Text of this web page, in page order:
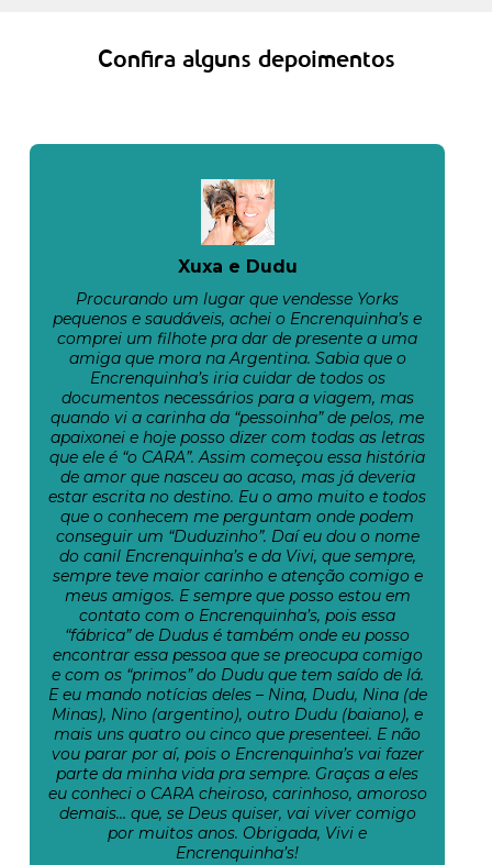
Confira alguns depoimentos
Xuxa e Dudu
Procurando um lugar que vendesse Yorks
pequenos e saudáveis, achei o Encrenquinha’s e
comprei um filhote pra dar de presente a uma
amiga que mora na Argentina. Sabia que o
Encrenquinha’s iria cuidar de todos os
documentos necessários para a viagem, mas
quando vi a carinha da “pessoinha” de pelos, me
apaixonei e hoje posso dizer com todas as letras
que ele é “o CARA”. Assim começou essa história
de amor que nasceu ao acaso, mas já deveria
estar escrita no destino. Eu o amo muito e todos
que o conhecem me perguntam onde podem
conseguir um “Duduzinho”. Daí eu dou o nome
do canil Encrenquinha’s e da Vivi, que sempre,
sempre teve maior carinho e atenção comigo e
meus amigos. E sempre que posso estou em
contato com o Encrenquinha’s, pois essa
“fábrica” de Dudus é também onde eu posso
encontrar essa pessoa que se preocupa comigo
e com os “primos” do Dudu que tem saído de lá.
E eu mando notícias deles – Nina, Dudu, Nina (de
Minas), Nino (argentino), outro Dudu (baiano), e
mais uns quatro ou cinco que presenteei. E não
vou parar por aí, pois o Encrenquinha’s vai fazer
parte da minha vida pra sempre. Graças a eles
eu conheci o CARA cheiroso, carinhoso, amoroso
demais… que, se Deus quiser, vai viver comigo
por muitos anos. Obrigada, Vivi e
Encrenquinha’s!